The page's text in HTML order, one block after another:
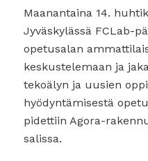
Maanantaina 14.
Jyväskylässä FCLab-
opetusalan
keskustelemaan ja
tekoälyn ja uusien
hyödyntämisestä
pidettiin Agora-
salissa.